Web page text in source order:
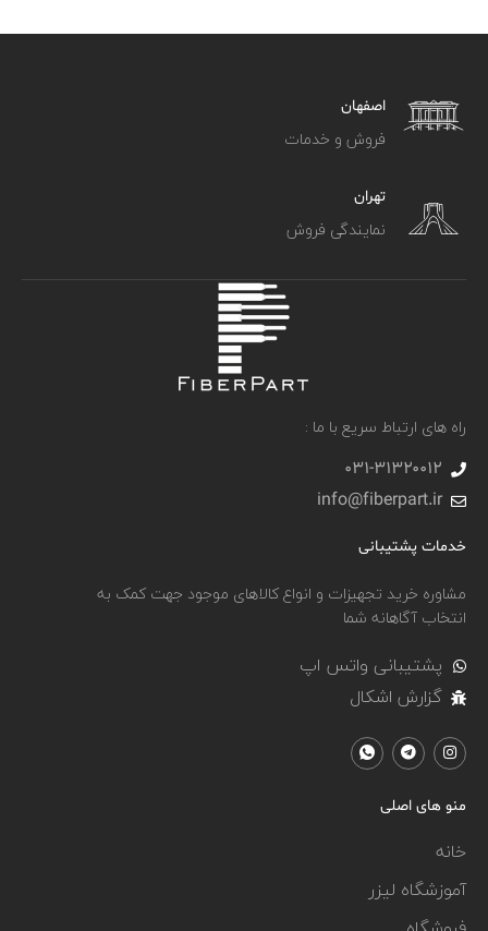
اصفهان
فروش و خدمات
تهران
نمایندگی فروش
راه های ارتباط سریع با ما :
031-۳۱۳۲۰۰۱۲
info@fiberpart.ir
خدمات پشتیبانی
مشاوره خرید تجهیزات و انواع کالاهای موجود جهت کمک به
انتخاب آگاهانه شما
پشتیبانی واتس اپ
گزارش اشکال
منو های اصلی
خانه
آموزشگاه لیزر